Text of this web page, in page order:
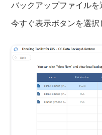
バックアップファイルを
今すぐ表示ボタンを選択